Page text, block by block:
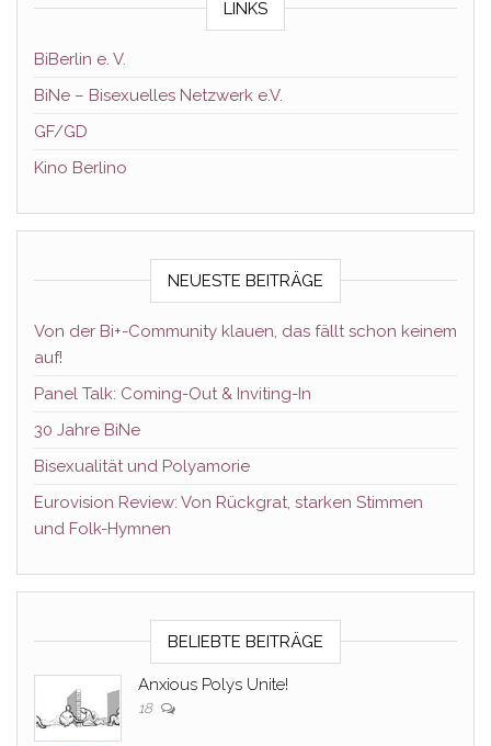
LINKS
BiBerlin e. V.
BiNe – Bisexuelles Netzwerk e.V.
GF/GD
Kino Berlino
NEUESTE BEITRÄGE
Von der Bi+-Community klauen, das fällt schon keinem
auf!
Panel Talk: Coming-Out & Inviting-In
30 Jahre BiNe
Bisexualität und Polyamorie
Eurovision Review: Von Rückgrat, starken Stimmen
und Folk-Hymnen
BELIEBTE BEITRÄGE
Anxious Polys Unite!
18